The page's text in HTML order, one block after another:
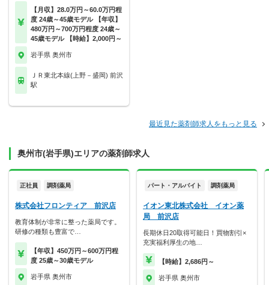
【月収】28.0万円～60.0万円程
度 24歳～45歳モデル 【年収】
480万円～700万円程度 24歳～
45歳モデル 【時給】2,000円～
岩手県 奥州市
ＪＲ東北本線(上野－盛岡) 前沢
駅
最近見た薬剤師求人をもっと見る
奥州市(岩手県)エリアの薬剤師求人
正社員 調剤薬局
株式会社フロンティア 前沢店
教育体制が非常に整った薬局です。
研修の種類も豊富で…
【年収】450万円～600万円程
度 25歳～30歳モデル
岩手県 奥州市
パート・アルバイト 調剤薬局
イオン東北株式会社 イオン薬
局 前沢店
長期休日20取得可能日！買物割引×
充実福利厚生の地…
【時給】2,686円～
岩手県 奥州市